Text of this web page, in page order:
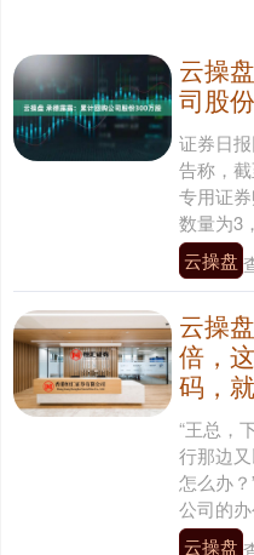
云操
司股
证券日
告称，
专用证
数量为3
云操盘
云操
倍，
码，
“王总，
行那边又
怎么办
公司的
云操盘